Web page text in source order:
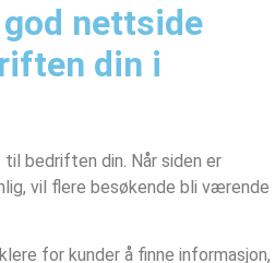
nettside
din i
bedriften din. Når siden er
vil flere besøkende bli værende
for kunder å finne informasjon,